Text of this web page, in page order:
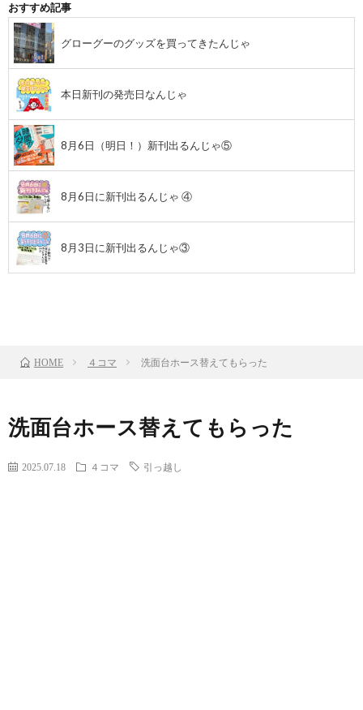
おすすめ記事
グローグーのグッズを買ってきたんじゃ
本日新刊の発売日なんじゃ
8月6日（明日！）新刊出るんじゃ⑤
8月6日に新刊出るんじゃ ④
8月3日に新刊出るんじゃ③
HOME ４コマ 洗面台ホース替えてもらった
洗面台ホース替えてもらった
2025.07.18 ４コマ 引っ越し